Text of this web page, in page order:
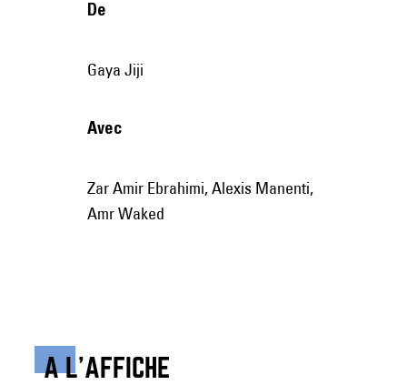
De
Gaya Jiji
Avec
Zar Amir Ebrahimi, Alexis Manenti,
Amr Waked
A L’AFFICHE